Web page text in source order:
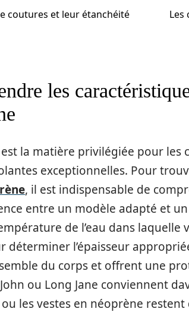
coutures et leur étanchéité Les
les
la matière privilégiée pour les
exceptionnelles. Pour
, il est indispensable de
entre un modèle adapté et
de l’eau dans
déterminer l’épaisseur
du corps et offrent une
ou Long Jane conviennent
les vestes en néoprène